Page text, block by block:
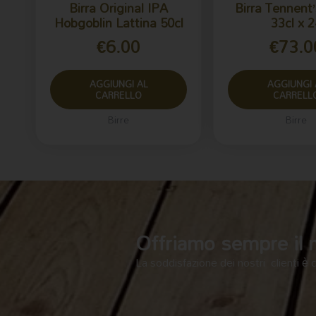
Birra Original IPA
Hobgoblin Lattina 50cl
€6.00
AGGIUNGI AL
CARRELLO
Birra
33cl x
€
AGGIUNGI
Offriamo sempre il
La soddisfazione dei nostri clienti è